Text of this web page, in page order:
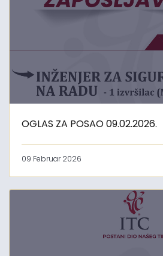
OGLAS ZA POSAO 09.02.2026.
09 Februar 2026